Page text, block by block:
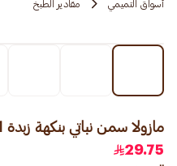
أسواق التميمي
مقادير الطبخ
مازولا سمن نباتي بنكهة زبدة 1 لتر
29.75